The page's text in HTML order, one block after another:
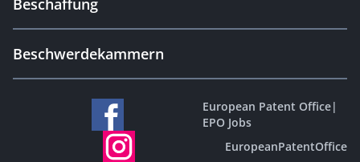
Beschaffung
Beschwerdekammern
European Patent Office|
EPO Jobs
EuropeanPatentOffice